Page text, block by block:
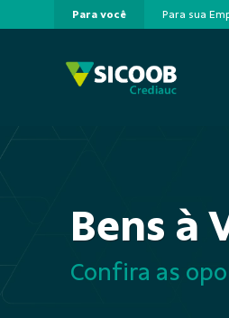
Pular para o Conteúdo principal
Para você Para sua
Bens à
Confira as